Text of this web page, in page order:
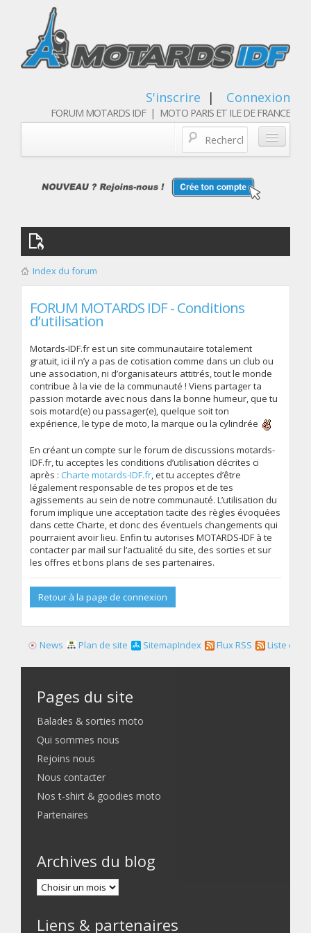
S'inscrire | Connexion
FORUM MOTARDS IDF | MOTO PARIS ET ILE DE FRANCE
Qui sommes nous
Les membres
Index du forum
FORUM MOTARDS IDF - Conditions
d’utilisation
Motards-IDF.fr est un site communautaire totalement
gratuit, ici il n’y a pas de cotisation comme dans un club ou
une association, ni d’organisateurs attitrés, tout le monde
contribue à la vie de la communauté ! Viens partager ta
passion motarde avec nous dans la bonne humeur, que tu
sois motard(e) ou passager(e), quelque soit ton
expérience, le type de moto, la marque ou la cylindrée
En créant un compte sur le forum de discussions motards-
IDF.fr, tu acceptes les conditions d’utilisation décrites ci
après : Charte motards-IDF.fr, et tu acceptes d’être
légalement responsable de tes propos et de tes
agissements au sein de notre communauté. L’utilisation du
forum implique une acceptation tacite des règles évoquées
dans cette Charte, et donc des éventuels changements qui
pourraient avoir lieu. Enfin tu autorises MOTARDS-IDF à te
contacter par mail sur l’actualité du site, des sorties et sur
les offres et bons plans de ses partenaires.
Retour à la page de connexion
News Plan de site SitemapIndex Flux RSS Liste des
Pages du site
Balades & sorties moto
Qui sommes nous
Rejoins nous
Nous contacter
Nos t-shirt & goodies moto
Partenaires
Archives du blog
Liens & partenaires